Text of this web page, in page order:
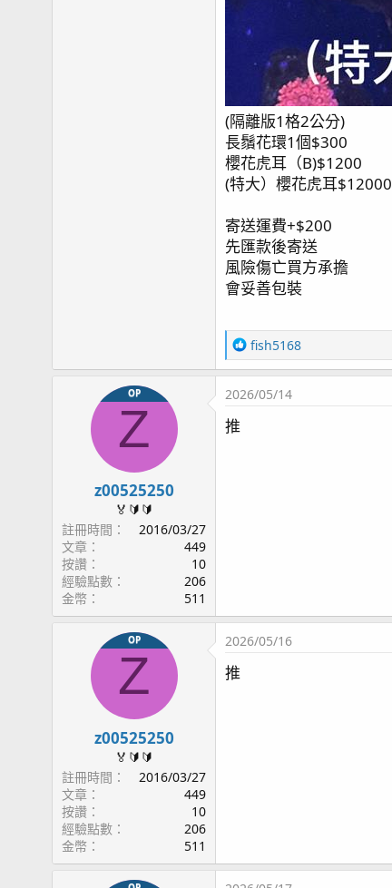
(隔離版1格2公分)
長鬚花環1個$300
櫻花虎耳（B)$1200
(特大）櫻花虎耳$12000
寄送運費+$200
先匯款後寄送
風險傷亡買方承擔
會妥善包裝
R
e
a
c
fish5168
OP
Z
z00525250
🏅🔰🔰
註冊時間
2016/03/27
文章
449
按讚
10
經驗點數
206
金幣
511
2026/05/14
推
OP
Z
z00525250
🏅🔰🔰
註冊時間
2016/03/27
文章
449
按讚
10
經驗點數
206
金幣
511
2026/05/16
推